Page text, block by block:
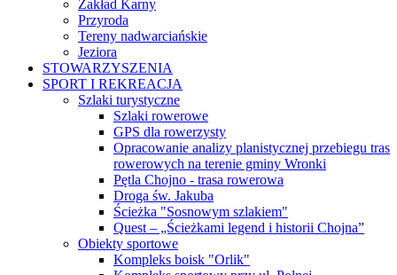
Zakład Karny
Przyroda
Tereny nadwarciańskie
Jeziora
STOWARZYSZENIA
SPORT I REKREACJA
Szlaki turystyczne
Szlaki rowerowe
GPS dla rowerzysty
Opracowanie analizy planistycznej przebiegu tras
rowerowych na terenie gminy Wronki
Pętla Chojno - trasa rowerowa
Droga św. Jakuba
Ścieżka "Sosnowym szlakiem"
Quest – „Ścieżkami legend i historii Chojna”
Obiekty sportowe
Kompleks boisk "Orlik"